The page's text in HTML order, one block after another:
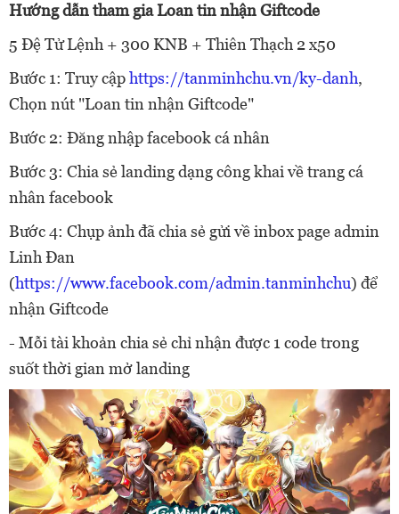
Hướng dẫn tham gia Loan tin nhận Giftcode
5 Đệ Tử Lệnh + 300 KNB + Thiên Thạch 2 x50
Bước 1: Truy cậphttps://tanminhchu.vn/ky-danh,
Chọn nút "Loan tin nhận Giftcode"
Bước 2: Đăng nhập facebook cá nhân
Bước 3: Chia sẻ landing dạng công khai về trang cá
nhân facebook
Bước 4: Chụp ảnh đã chia sẻ gửi về inbox page admin
Linh Đan
(https://www.facebook.com/admin.tanminhchu) để
nhận Giftcode
- Mỗi tài khoản chia sẻ chỉ nhận được 1 code trong
suốt thời gian mở landing